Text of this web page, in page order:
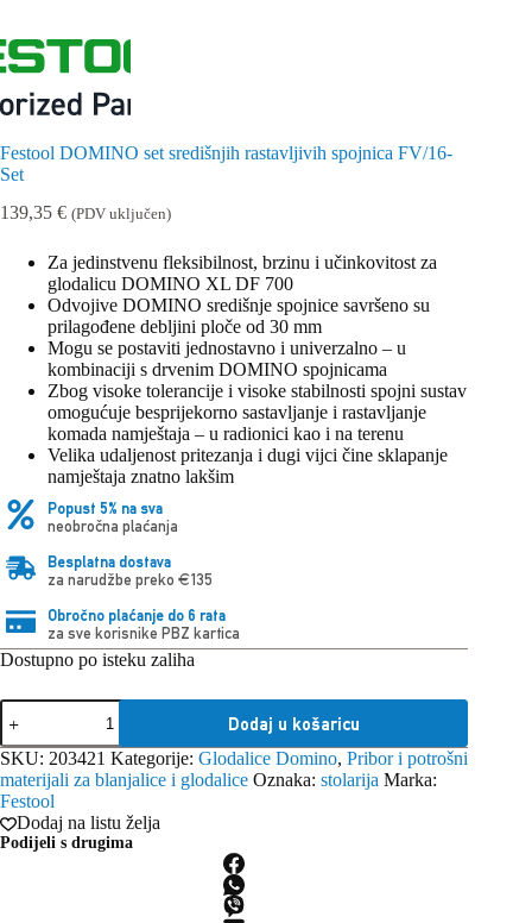
Festool DOMINO set središnjih rastavljivih spojnica FV/16-
Set
139,35 € (PDV uključen)
Za jedinstvenu fleksibilnost, brzinu i učinkovitost za
glodalicu DOMINO XL DF 700
Odvojive DOMINO središnje spojnice savršeno su
prilagođene debljini ploče od 30 mm
Mogu se postaviti jednostavno i univerzalno – u
kombinaciji s drvenim DOMINO spojnicama
Zbog visoke tolerancije i visoke stabilnosti spojni sustav
omogućuje besprijekorno sastavljanje i rastavljanje
komada namještaja – u radionici kao i na terenu
Velika udaljenost pritezanja i dugi vijci čine sklapanje
namještaja znatno lakšim
Popust 5% na sva
neobročna plaćanja
Besplatna dostava
za narudžbe preko €135
Obročno plaćanje do 6 rata
za sve korisnike PBZ kartica
Dostupno po isteku zaliha
Festool
DOMINO
set
središnjih
rastavljivih
spojnica
FV/16-
Set
Dodaj u košaricu
SKU: 203421 Kategorije: Glodalice Domino, Pribor i potrošni
materijali za blanjalice i glodalice Oznaka: stolarija Marka:
Festool
Dodaj na listu želja
Podijeli s drugima